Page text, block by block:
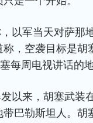
以军当天对萨那
，空袭目标是胡
每周电视讲话的
以来，胡塞武装
巴勒斯坦人。胡